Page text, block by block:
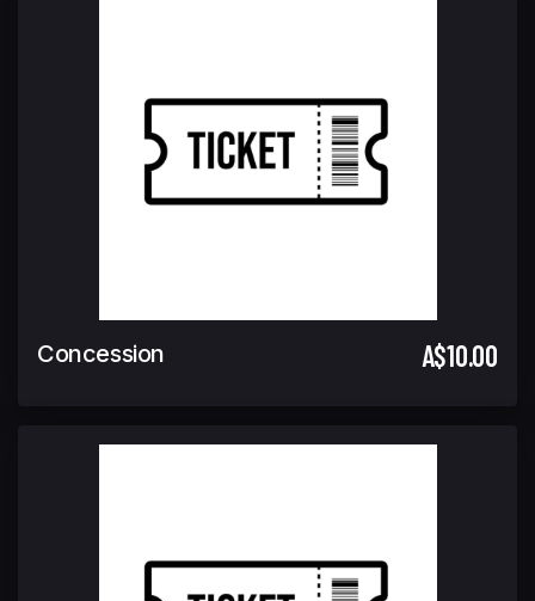
Concession A$10.00